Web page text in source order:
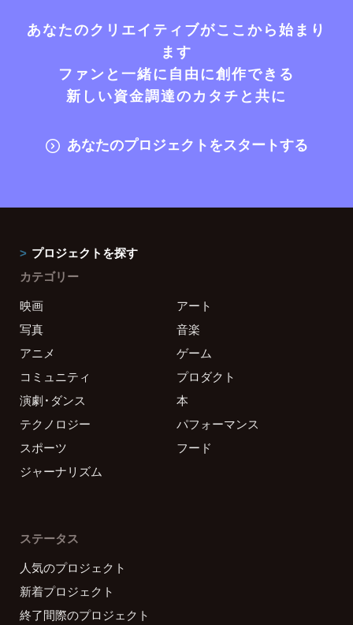
あなたのクリエイティブがここから始まり
ます
ファンと一緒に自由に創作できる
新しい資金調達のカタチと共に
あなたのプロジェクトをスタートする
プロジェクトを探す
カテゴリー
映画
アート
写真
音楽
アニメ
ゲーム
コミュニティ
プロダクト
演劇・ダンス
本
テクノロジー
パフォーマンス
スポーツ
フード
ジャーナリズム
ステータス
人気のプロジェクト
新着プロジェクト
終了間際のプロジェクト